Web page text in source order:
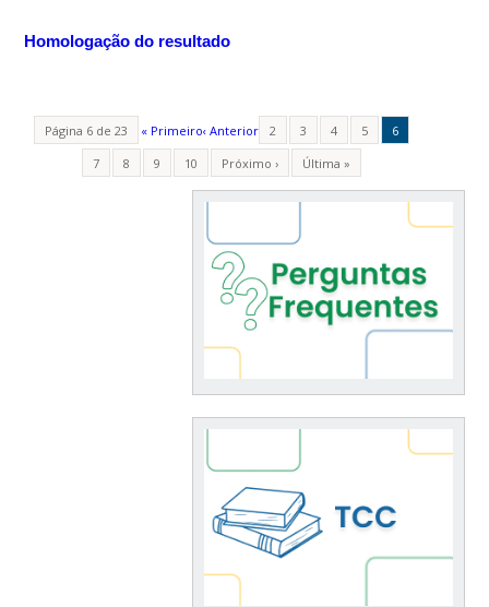
Homologação do resultado
Página 6 de 23 « Primeiro‹ Anterior 2 3 4 5
6
7
8 9 10 Próximo › Última »